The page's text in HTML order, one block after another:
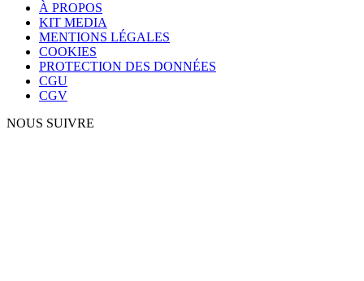
À PROPOS
KIT MEDIA
MENTIONS LÉGALES
COOKIES
PROTECTION DES DONNÉES
CGU
CGV
NOUS SUIVRE